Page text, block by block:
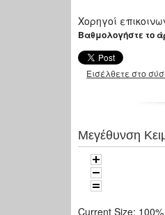
Χορηγοί
Βαθμολογήστε το
Εισέλθετε στο
Μεγέθυνση
Current Size: 100%